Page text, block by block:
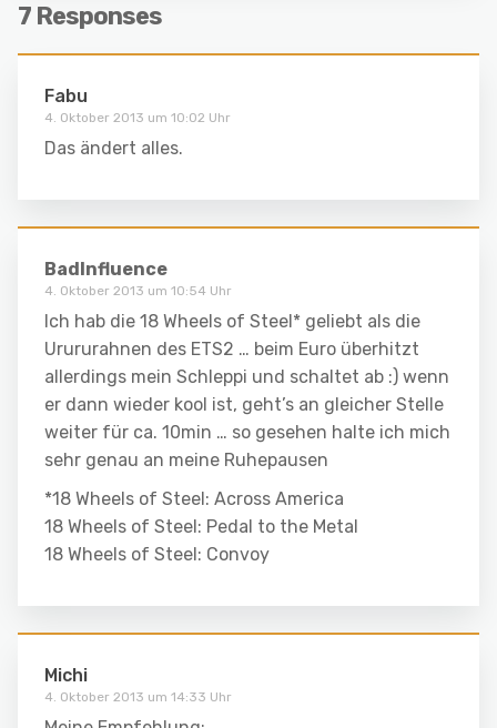
7 Responses
Fabu
4. Oktober 2013 um 10:02 Uhr
Das ändert alles.
BadInfluence
4. Oktober 2013 um 10:54 Uhr
Ich hab die 18 Wheels of Steel* geliebt als die
Urururahnen des ETS2 … beim Euro überhitzt
allerdings mein Schleppi und schaltet ab :) wenn
er dann wieder kool ist, geht’s an gleicher Stelle
weiter für ca. 10min … so gesehen halte ich mich
sehr genau an meine Ruhepausen
*18 Wheels of Steel: Across America
18 Wheels of Steel: Pedal to the Metal
18 Wheels of Steel: Convoy
Michi
4. Oktober 2013 um 14:33 Uhr